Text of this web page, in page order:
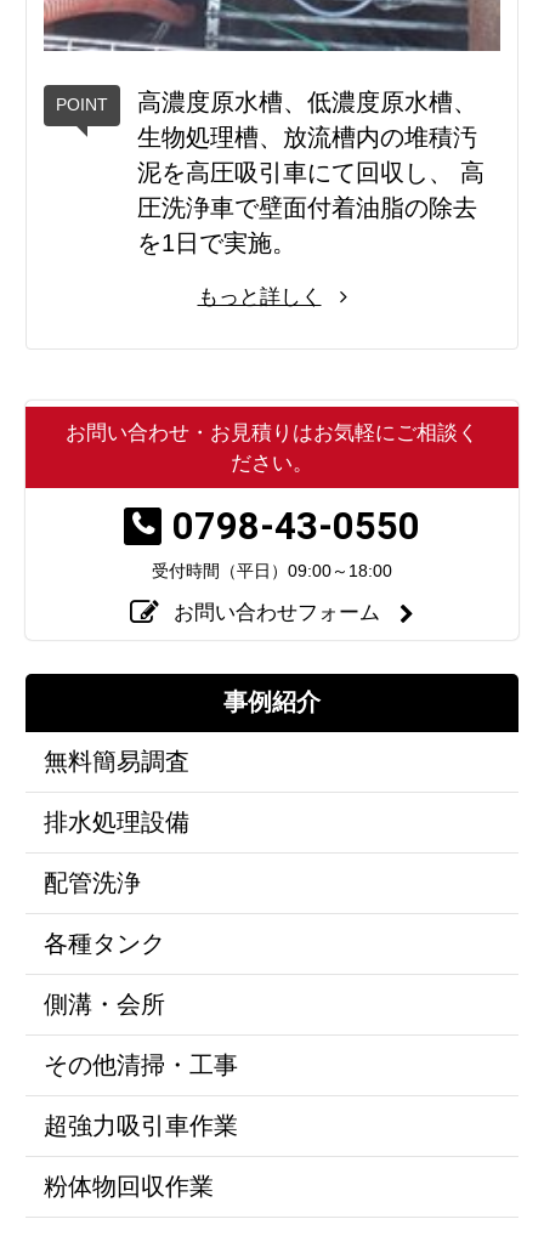
高濃度原水槽、低濃度原水槽、
生物処理槽、放流槽内の堆積汚
泥を高圧吸引車にて回収し、 高
圧洗浄車で壁面付着油脂の除去
を1日で実施。
もっと詳しく
お問い合わせ・お見積りはお気軽にご相談く
ださい。
0798-43-0550
受付時間（平日） 09:00～18:00
お問い合わせフォーム
事例紹介
無料簡易調査
排水処理設備
配管洗浄
各種タンク
側溝・会所
その他清掃・工事
超強力吸引車作業
粉体物回収作業